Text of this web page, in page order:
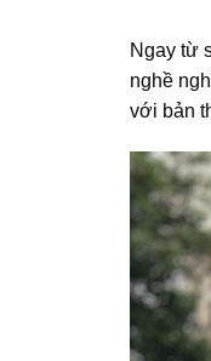
Ngay từ
nghề
với bản